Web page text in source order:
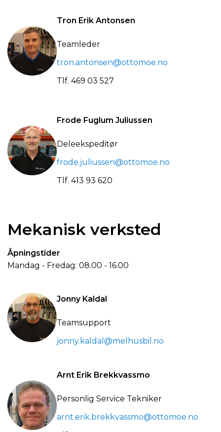
Tron Erik Antonsen
Teamleder
tron.antonsen@ottomoe.no
Tlf. 469 03 527
Frode Fuglum Juliussen
Deleekspeditør
frode.juliussen@ottomoe.no
Tlf. 413 93 620
Mekanisk verksted
Åpningstider
Mandag - Fredag: 08.00 - 16.00
Jonny Kaldal
Teamsupport
jonny.kaldal@melhusbil.no
Arnt Erik Brekkvassmo
Personlig Service Tekniker
arnt.erik.brekkvassmo@ottomoe.no